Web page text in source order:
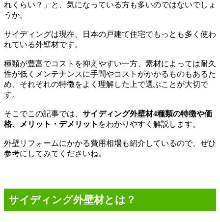
れくらい？」と、気になっている方も多いのではないでしょ
うか。
サイディングは現在、日本の戸建て住宅でもっとも多く使わ
れている外壁材です。
種類が豊富でコストを抑えやすい一方、素材によっては耐久
性が低くメンテナンスに手間やコストがかかるものもあるた
め、それぞれの特徴をよく理解した上で選ぶことが大切で
す。
そこでこの記事では、 サイディング外壁材4種類の特徴や価
格、メリット・デメリット をわかりやすく解説します。
外壁リフォームにかかる費用相場も紹介しているので、ぜひ
参考にしてみてくださいね。
サイディング外壁材とは？